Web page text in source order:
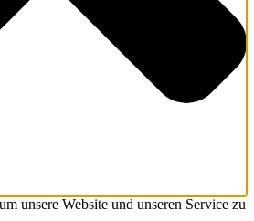
unsere Website und unseren Service zu